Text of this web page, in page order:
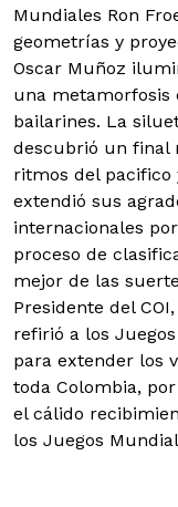
Mundiales Ron
geometrías y
Oscar Muñoz
una metamorfosis
bailarines. La
descubrió un final
ritmos del pacifico
extendió sus
internacionales
proceso de
mejor de las
Presidente del
refirió a los
para extender los
toda Colombia,
el cálido
los Juegos